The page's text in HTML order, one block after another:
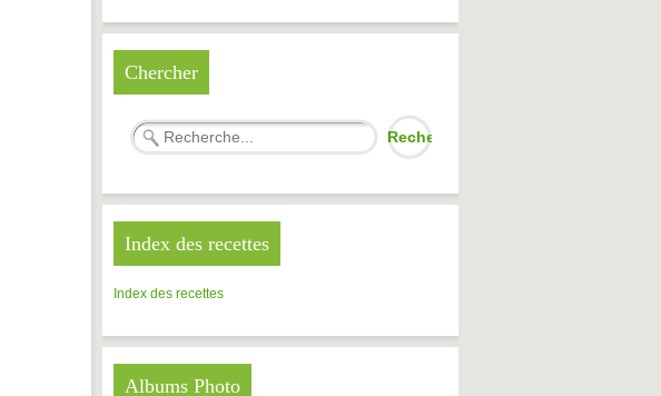
Chercher
Index des recettes
Index des recettes
Albums Photo